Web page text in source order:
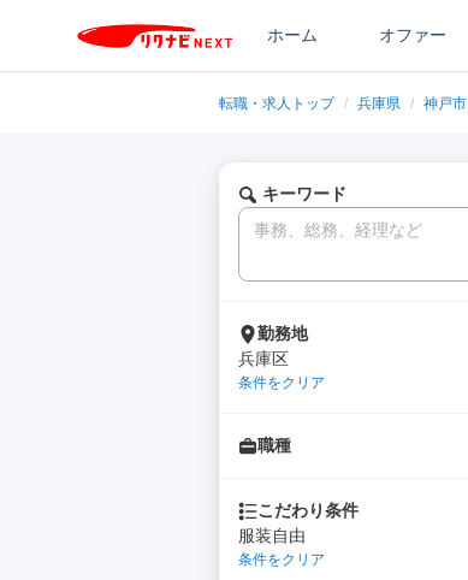
ホーム オファー
転職・求人トップ / 兵庫県 / 神戸市
キーワード
勤務地
兵庫区
条件をクリア
職種
こだわり条件
服装自由
条件をクリア